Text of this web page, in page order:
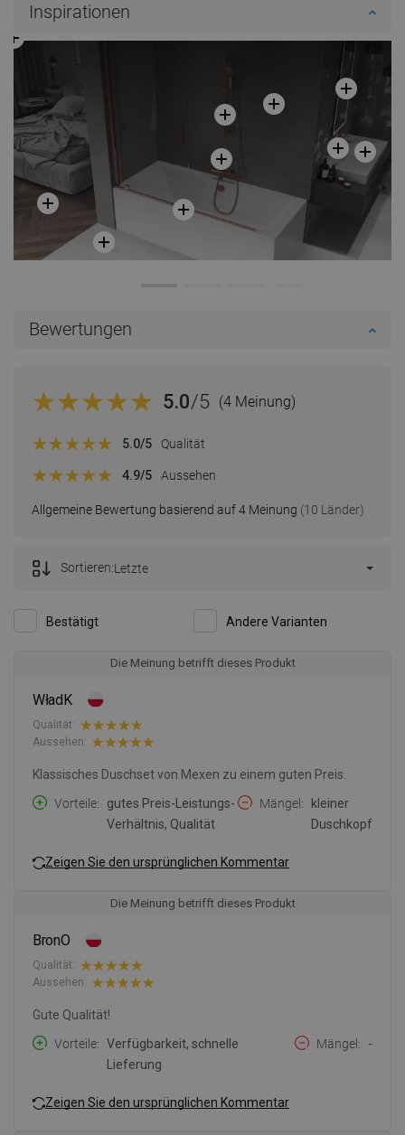
Inspirationen
Bewertungen
5.0/5 (4 Meinung)
Allgemeine Bewertung basierend auf 4 Meinung (10 Länder)
5.0/5 Qualität
4.9/5 Aussehen
Bestätigt Andere Varianten
Sortieren:Letzte
Die Meinung betrifft dieses Produkt
WładK
Qualität:
Aussehen:
Klassisches Duschset von Mexen zu einem guten Preis.
Vorteile
gutes Preis-Leistungs-
Verhältnis, Qualität
Mängel
kleiner
Duschkopf
Zeigen Sie den ursprünglichen Kommentar
Die Meinung betrifft dieses Produkt
BronO
Qualität:
Aussehen:
Gute Qualität!
Vorteile
Verfügbarkeit, schnelle
Lieferung
Mängel -
Zeigen Sie den ursprünglichen Kommentar